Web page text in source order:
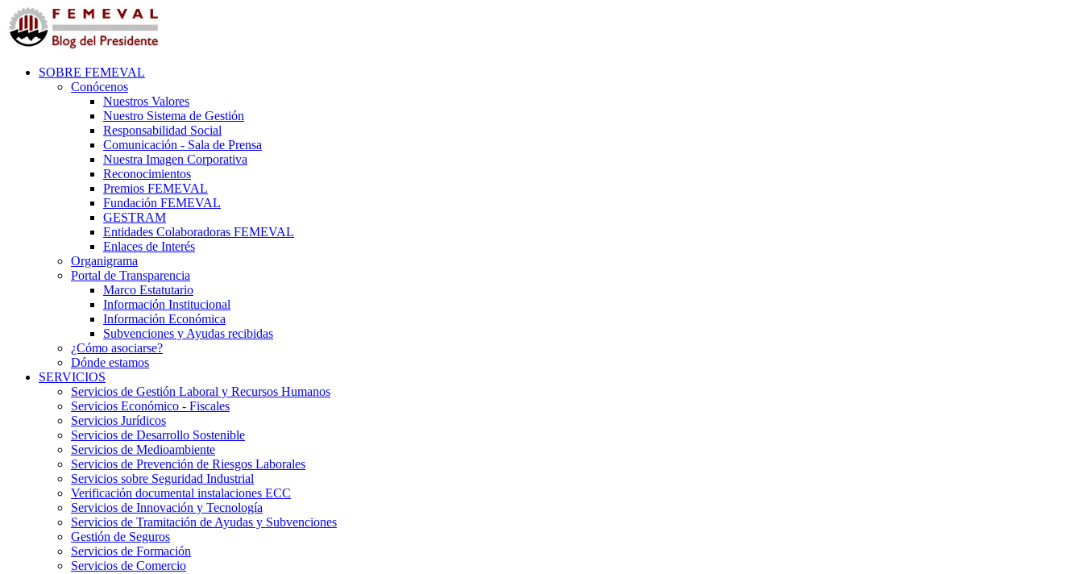
SOBRE FEMEVAL
Conócenos
Nuestros Valores
Nuestro Sistema de Gestión
Responsabilidad Social
Comunicación - Sala de Prensa
Nuestra Imagen Corporativa
Reconocimientos
Premios FEMEVAL
Fundación FEMEVAL
GESTRAM
Entidades Colaboradoras FEMEVAL
Enlaces de Interés
Organigrama
Portal de Transparencia
Marco Estatutario
Información Institucional
Información Económica
Subvenciones y Ayudas recibidas
¿Cómo asociarse?
Dónde estamos
SERVICIOS
Servicios de Gestión Laboral y Recursos Humanos
Servicios Económico - Fiscales
Servicios Jurídicos
Servicios de Desarrollo Sostenible
Servicios de Medioambiente
Servicios de Prevención de Riesgos Laborales
Servicios sobre Seguridad Industrial
Verificación documental instalaciones ECC
Servicios de Innovación y Tecnología
Servicios de Tramitación de Ayudas y Subvenciones
Gestión de Seguros
Servicios de Formación
Servicios de Comercio